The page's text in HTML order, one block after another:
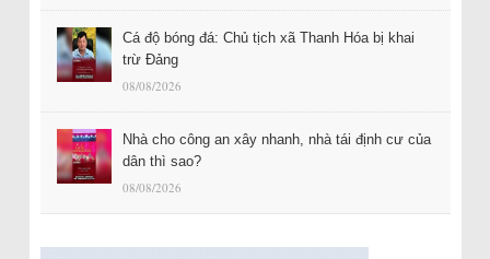
Cá độ bóng đá: Chủ tịch xã Thanh Hóa bị khai
trừ Đảng
08/08/2026
Nhà cho công an xây nhanh, nhà tái định cư của
dân thì sao?
08/08/2026